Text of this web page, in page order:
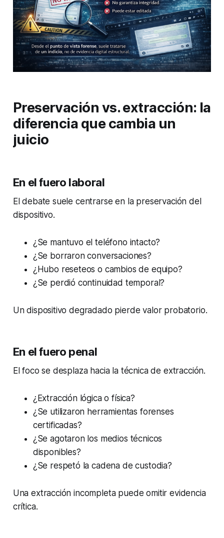
Preservación vs. extracción: la
diferencia que cambia un
juicio
En el fuero laboral
El debate suele centrarse en la preservación del
dispositivo.
¿Se mantuvo el teléfono intacto?
¿Se borraron conversaciones?
¿Hubo reseteos o cambios de equipo?
¿Se perdió continuidad temporal?
Un dispositivo degradado pierde valor probatorio.
En el fuero penal
El foco se desplaza hacia la técnica de extracción.
¿Extracción lógica o física?
¿Se utilizaron herramientas forenses
certificadas?
¿Se agotaron los medios técnicos
disponibles?
¿Se respetó la cadena de custodia?
Una extracción incompleta puede omitir evidencia
crítica.